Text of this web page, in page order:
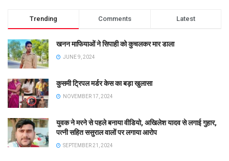
Trending Comments Latest
खनन माफियाओं ने सिपाही को कुचलकर मार डाला
JUNE 9, 2024
कुसमी ट्रिपल मर्डर केस का बड़ा खुलासा
NOVEMBER 17, 2024
युवक ने मरने से पहले बनाया वीडियो, अखिलेश यादव से लगाई गुहार,
पत्नी सहित ससुराल वालों पर लगाया आरोप
SEPTEMBER 21, 2024